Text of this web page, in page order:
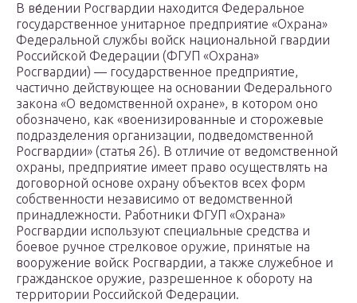
В ве́дении Росгвардии находится Федеральное
государственное унитарное предприятие «Охрана»
Федеральной службы войск национальной гвардии
Российской Федерации (ФГУП «Охрана»
Росгвардии) — государственное предприятие,
частично действующее на основании Федерального
закона «О ведомственной охране», в котором оно
обозначено, как «военизированные и сторожевые
подразделения организации, подведомственной
Росгвардии» (статья 26). В отличие от ведомственной
охраны, предприятие имеет право осуществлять на
договорной основе охрану объектов всех форм
собственности независимо от ведомственной
принадлежности. Работники ФГУП «Охрана»
Росгвардии используют специальные средства и
боевое ручное стрелковое оружие, принятые на
вооружение войск Росгвардии, а также служебное и
гражданское оружие, разрешенное к обороту на
территории Российской Федерации.